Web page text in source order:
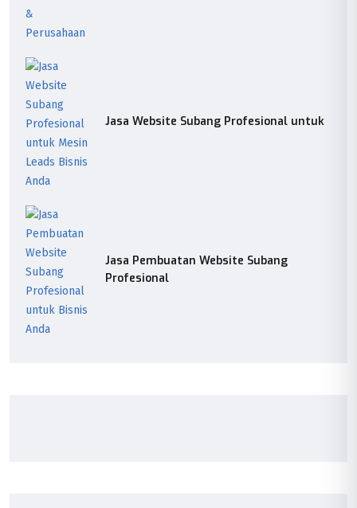
Jasa Website Subang Profesional untuk
Jasa Pembuatan Website Subang
Profesional